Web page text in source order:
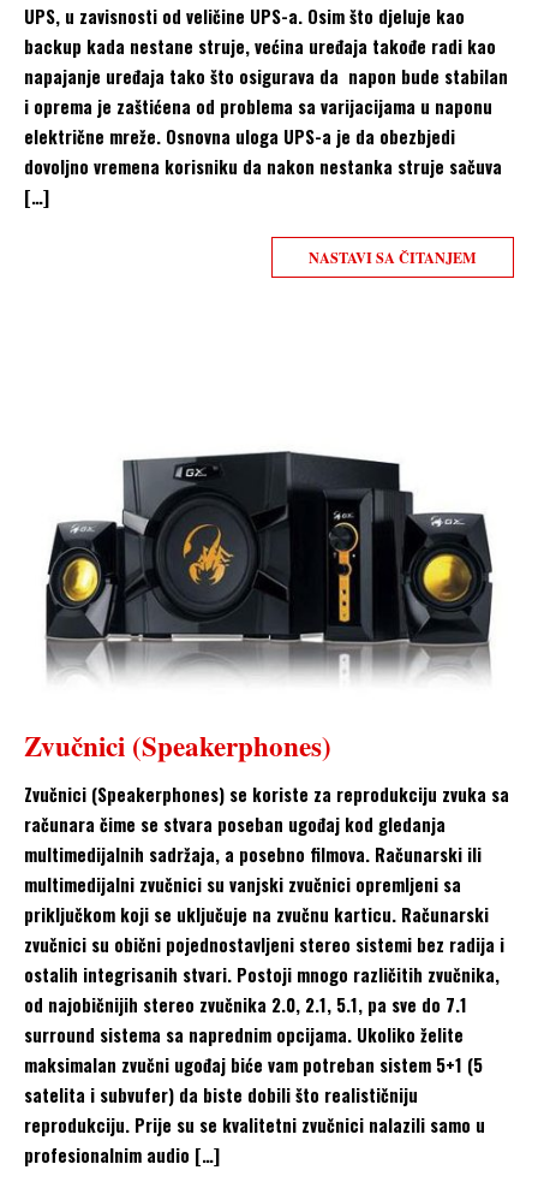
UPS, u zavisnosti od veličine UPS-a. Osim što djeluje kao
backup kada nestane struje, većina uređaja takođe radi kao
napajanje uređaja tako što osigurava da napon bude stabilan
i oprema je zaštićena od problema sa varijacijama u naponu
električne mreže. Osnovna uloga UPS-a je da obezbjedi
dovoljno vremena korisniku da nakon nestanka struje sačuva
[…]
NASTAVI SA ČITANJEM
Zvučnici (Speakerphones)
Zvučnici (Speakerphones) se koriste za reprodukciju zvuka sa
računara čime se stvara poseban ugođaj kod gledanja
multimedijalnih sadržaja, a posebno filmova. Računarski ili
multimedijalni zvučnici su vanjski zvučnici opremljeni sa
priključkom koji se uključuje na zvučnu karticu. Računarski
zvučnici su obični pojednostavljeni stereo sistemi bez radija i
ostalih integrisanih stvari. Postoji mnogo različitih zvučnika,
od najobičnijih stereo zvučnika 2.0, 2.1, 5.1, pa sve do 7.1
surround sistema sa naprednim opcijama. Ukoliko želite
maksimalan zvučni ugođaj biće vam potreban sistem 5+1 (5
satelita i subvufer) da biste dobili što realističniju
reprodukciju. Prije su se kvalitetni zvučnici nalazili samo u
profesionalnim audio […]